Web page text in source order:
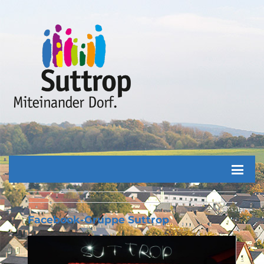
Facebook-Gruppe Suttrop